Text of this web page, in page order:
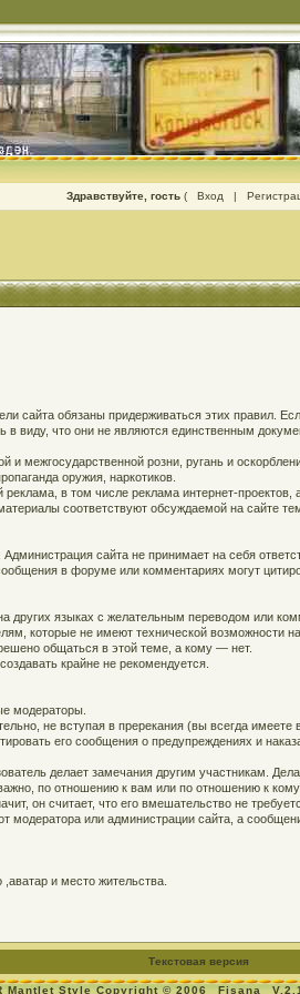
Здравствуйте, гость ( Вход |
сайта обязаны придерживаться этих правил.
в виду, что они не являются единственным
розни, ругань и
оружия, наркотиков.
в том числе реклама интернет-
соответствуют обсуждаемой на сайте
сайта не принимает на себя
в форуме или комментариях могут
других языках с желательным переводом или
которые не имеют технической возможности
общаться в этой теме, а кому — нет.
крайне не рекомендуется.
модераторы.
не вступая в пререкания (вы всегда имеете
его сообщения о предупреждениях и
делает замечания другим участникам.
по отношению к вам или по отношению к
он считает, что его вмешательство не
или администрации сайта, а
и место жительства.
Текстовая версия
Mantlet Style Copyright © 2006 Fisana